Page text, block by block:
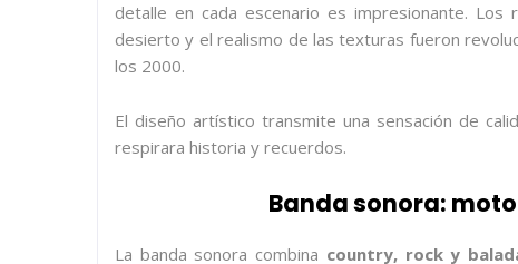
detalle en cada escenario es impresionante.
desierto y el realismo de las texturas fueron
los 2000.
El diseño artístico transmite una sensación de
respirara historia y recuerdos.
Banda sonora:
La banda sonora combina country, rock y